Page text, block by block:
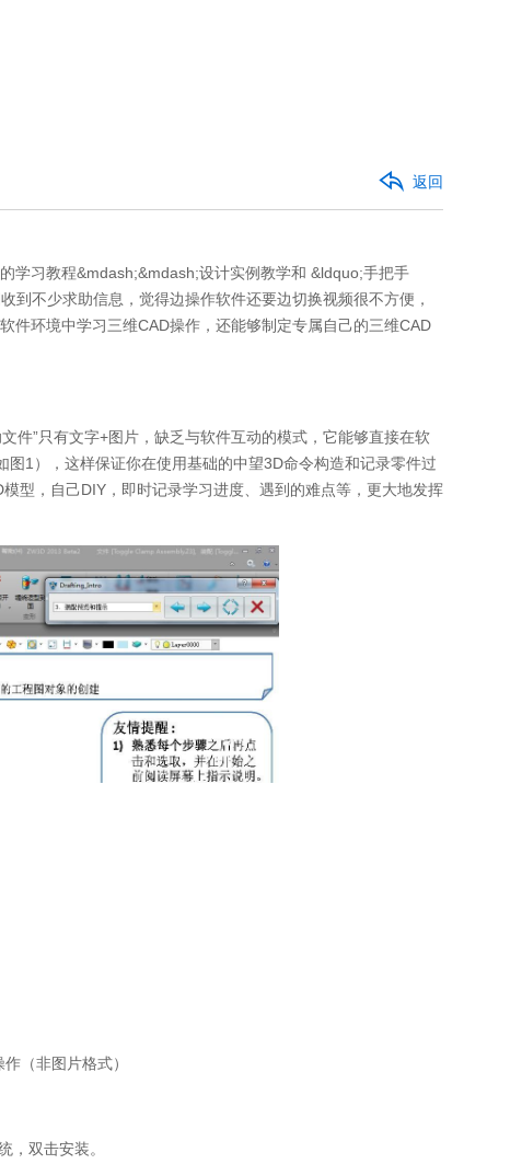
返回
学习教程&mdash;&mdash;设计实例教学和 &ldquo;手把手
到不少求助信息，觉得边操作软件还要边切换视频很不方便，
件环境中学习三维CAD操作，还能够制定专属自己的三维CAD
件”只有文字+图片，缺乏与软件互动的模式，它能够直接在软
1），这样保证你在使用基础的中望3D命令构造和记录零件过
型，自己DIY，即时记录学习进度、遇到的难点等，更大地发挥
（非图片格式）
，双击安装。